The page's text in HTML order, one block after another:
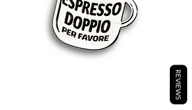
REVIEWS